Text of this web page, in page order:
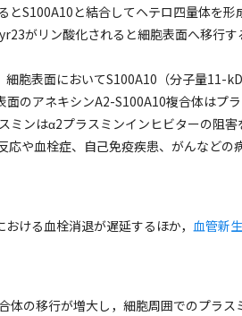
S100A10と結合してヘテロ四量体を形
がリン酸化されると細胞表面へ移行す
胞表面においてS100A10（分子量11-
面のアネキシンA2-S100A10複合体はプ
ミンはα2プラスミンインヒビターの阻害
応や血栓症、自己免疫疾患、がんなどの
ける血栓消退が遅延するほか， 血管新生
体の移行が増大し，細胞周囲でのプラス